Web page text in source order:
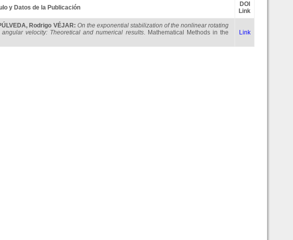
y Datos de la Publicación
DOI
Link
, Rodrigo VÉJAR: On the exponential stabilization of the nonlinear rotating
velocity: Theoretical and numerical results. Mathematical Methods in the
Link